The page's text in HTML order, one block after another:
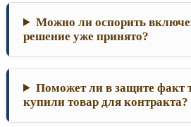
Можно ли оспорить
решение уже принято?
Поможет ли в защите факт
купили товар для контракта?